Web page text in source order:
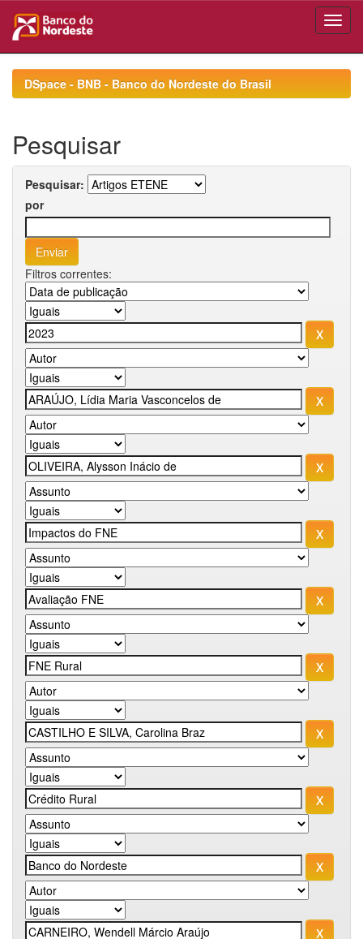
navigationDSpace - BNB - Banco do Nordeste do Brasil
Pesquisar
Pesquisar:
por
Filtros correntes: